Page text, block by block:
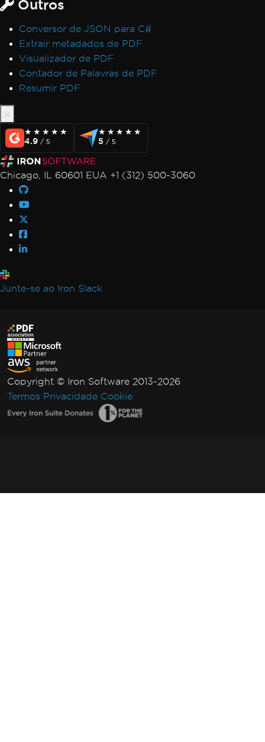
Outros
Conversor de JSON para C#
Extrair metadados de PDF
Visualizador de PDF
Contador de Palavras de PDF
Resumir PDF
★★★★★
★★★★★
4.9 / 5
★★★★★
★★★★★
5 / 5
Chicago, IL 60601 EUA +1 (312) 500-3060
Junte-se ao Iron Slack
Copyright © Iron Software 2013-2026
Termos Privacidade Cookie